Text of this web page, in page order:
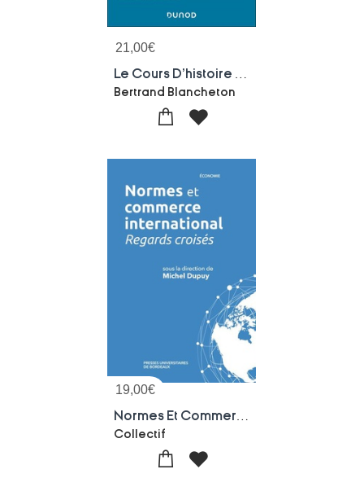
21,00€
Bertrand Blancheton
19,00€
Collectif